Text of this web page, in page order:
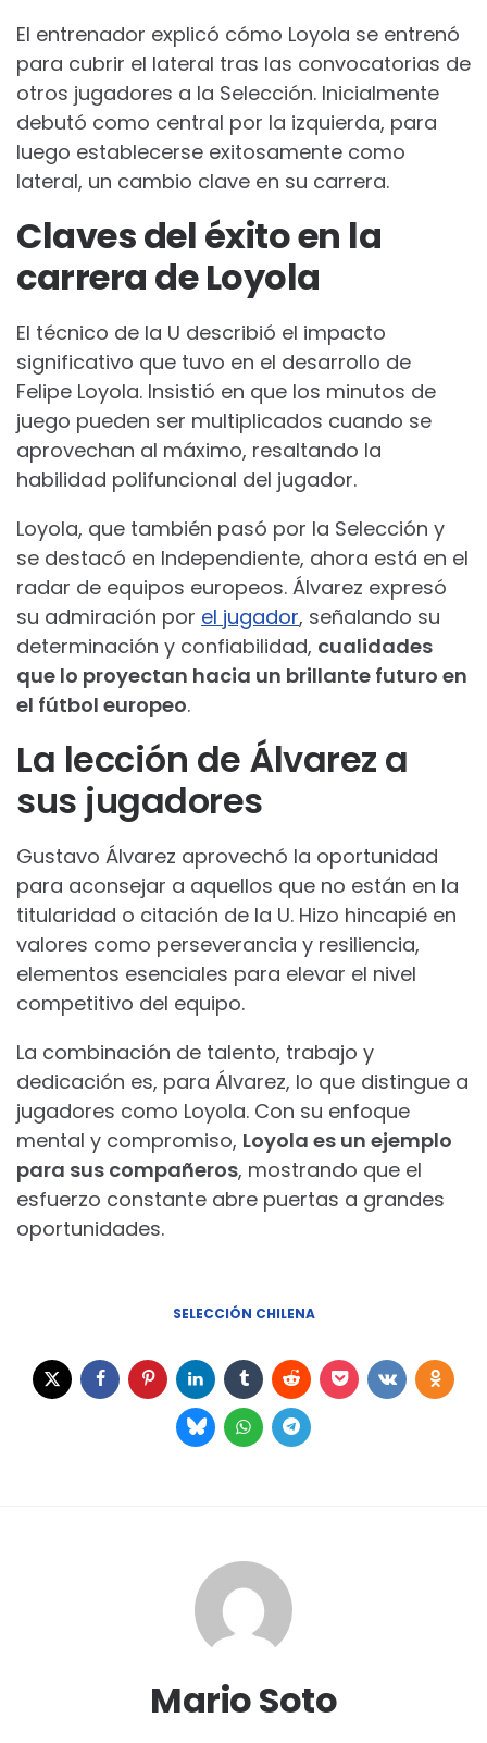
El entrenador explicó cómo Loyola se entrenó
para cubrir el lateral tras las convocatorias de
otros jugadores a la Selección. Inicialmente
debutó como central por la izquierda, para
luego establecerse exitosamente como
lateral, un cambio clave en su carrera.
Claves del éxito en la
carrera de Loyola
El técnico de la U describió el impacto
significativo que tuvo en el desarrollo de
Felipe Loyola. Insistió en que los minutos de
juego pueden ser multiplicados cuando se
aprovechan al máximo, resaltando la
habilidad polifuncional del jugador.
Loyola, que también pasó por la Selección y
se destacó en Independiente, ahora está en el
radar de equipos europeos. Álvarez expresó
su admiración por el jugador, señalando su
determinación y confiabilidad, cualidades
que lo proyectan hacia un brillante futuro en
el fútbol europeo.
La lección de Álvarez a
sus jugadores
Gustavo Álvarez aprovechó la oportunidad
para aconsejar a aquellos que no están en la
titularidad o citación de la U. Hizo hincapié en
valores como perseverancia y resiliencia,
elementos esenciales para elevar el nivel
competitivo del equipo.
La combinación de talento, trabajo y
dedicación es, para Álvarez, lo que distingue a
jugadores como Loyola. Con su enfoque
mental y compromiso, Loyola es un ejemplo
para sus compañeros, mostrando que el
esfuerzo constante abre puertas a grandes
oportunidades.
SELECCIÓN CHILENA
Mario Soto